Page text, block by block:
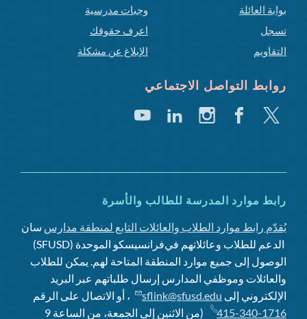
بوابة العائلة
تسجل
التقاويم
وجبات مدرسية
اعرف حقوقك
الإبلاغ عن مشكلة
روابط التواصل الاجتماعي
تغريد فيسبوكانستغراملينكد
يوتيوب
رابط موارد المدرسة للطالب والأسرة
يُقدّم رابط موارد الطلاب والعائلات التابع لمنطقة مدارس سان
فرانسيسكو الموحدة (SFUSD)الدعم للطلاب وعائلاتهم في
الوصول إلى جميع موارد المنطقة المتاحة لهم. يمكن للطلاب
والعائلات وموظفي المدارس إرسال طلباتهم عبر البريد
الإلكتروني إلى sflink@sfusd.edu
، أو الاتصال على الرقم
415-340-1716
(من الاثنين إلى الجمعة، من الساعة 9